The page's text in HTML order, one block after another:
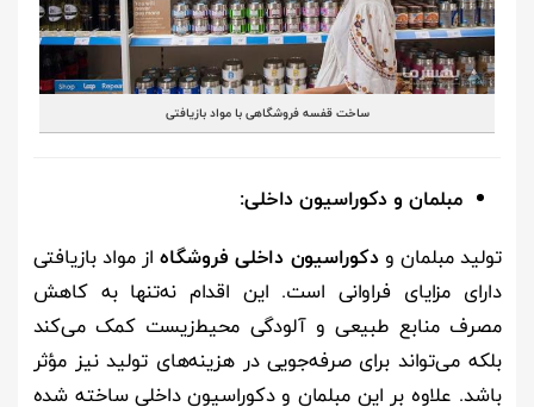
ساخت قفسه فروشگاهی با مواد بازیافتی
مبلمان و دکوراسیون داخلی:
تولید مبلمان ودکوراسیون داخلی فروشگاهاز مواد بازیافتی
دارای مزایای فراوانی است. این اقدام نه‌تنها به کاهش
مصرف منابع طبیعی و آلودگی محیط‌زیست کمک می‌کند
بلکه می‌تواند برای صرفه‌جویی در هزینه‌های تولید نیز مؤثر
باشد. علاوه بر این مبلمان و دکوراسیون داخلی ساخته شده